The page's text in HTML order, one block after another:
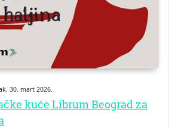
30. mart 2026.
kuće Librum Beograd za